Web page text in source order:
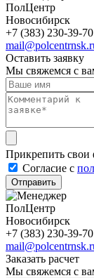
ПолЦентр
Новосибирск
+7 (383) 230-39-70
Оставить заявку
Мы свяжемся с
Прикрепить
Cогласие с
Отправить
ПолЦентр
Новосибирск
+7 (383) 230-39-70
Заказать расчет
Мы свяжемся с